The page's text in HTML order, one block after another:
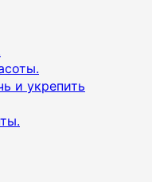
и укрепить